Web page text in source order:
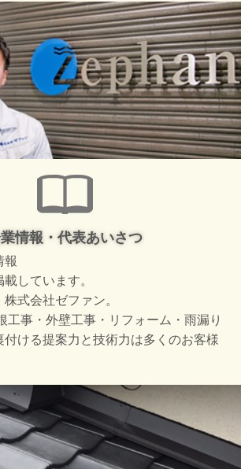
情報・代表あいさつ
報
しています。
式会社ゼファン。
工事・外壁工事・リフォーム・雨漏り
付ける提案力と技術力は多くのお客様